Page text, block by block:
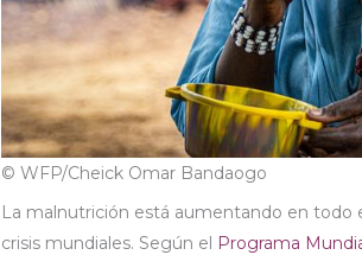
© WFP/Cheick Omar Bandaogo
La malnutrición está aumentando en todo
crisis mundiales. Según el Programa